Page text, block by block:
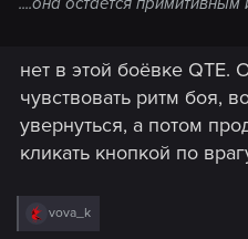
нет в этой боёвке QTE.
чувствовать ритм боя,
увернуться, а потом
кликать кнопкой по
R
e
vova_k